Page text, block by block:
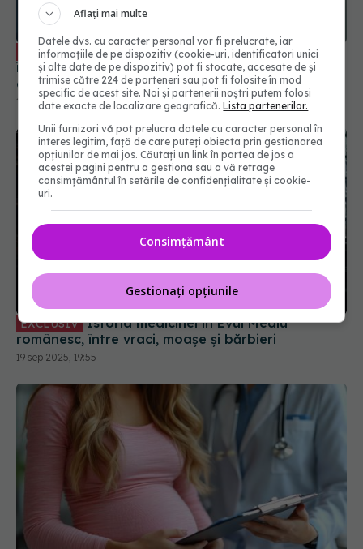
EXCLUSIV
în oncologie. Dr. Lucia Stănculeanu (SANADOR)
explică
18 sep 2025, 11:10
EXCLUSIV
românesc, între vraci, moașe și bărbieri
19 sep 2025, 19:55
Aflați mai multe
Datele dvs. cu caracter personal vor fi prelucrate, iar
informațiile de pe dispozitiv (cookie-uri, identificatori unici
și alte date de pe dispozitiv) pot fi stocate, accesate de și
trimise către 224 de parteneri sau pot fi folosite în mod
specific de acest site. Noi și partenerii noștri putem folosi
date exacte de localizare geografică.Lista partenerilor.
Unii furnizori vă pot prelucra datele cu caracter personal în
interes legitim, față de care puteți obiecta prin gestionarea
opțiunilor de mai jos. Căutați un link în partea de jos a
acestei pagini pentru a gestiona sau a vă retrage
consimțământul în setările de confidențialitate și cookie-
uri.
Consimțământ
Gestionați opțiunile